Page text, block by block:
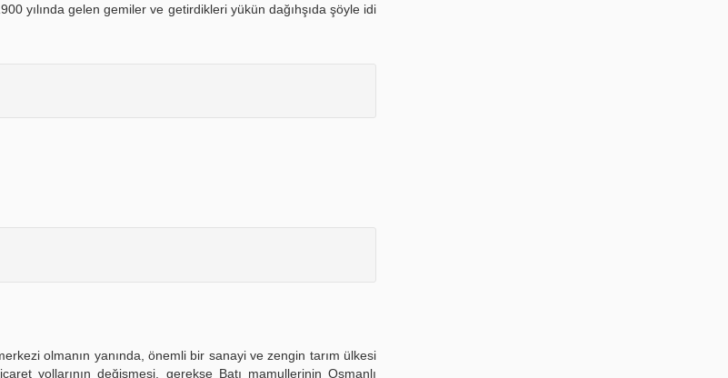
yılında gelen gemiler ve getirdikleri yükün dağıhşıda şöyle idi
olmanın yanında, önemli bir sanayi ve zengin tarım ülkesi
yollarının değişmesi, gerekse Batı mamullerinin Osmanlı